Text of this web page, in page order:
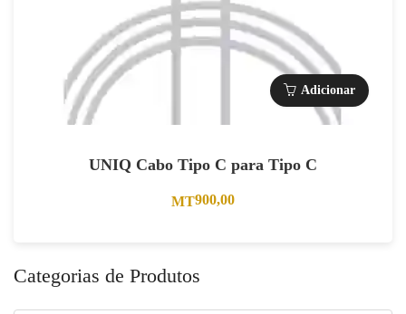
Adicionar
UNIQ Cabo Tipo C para Tipo C
MT900,00
Categorias de Produtos